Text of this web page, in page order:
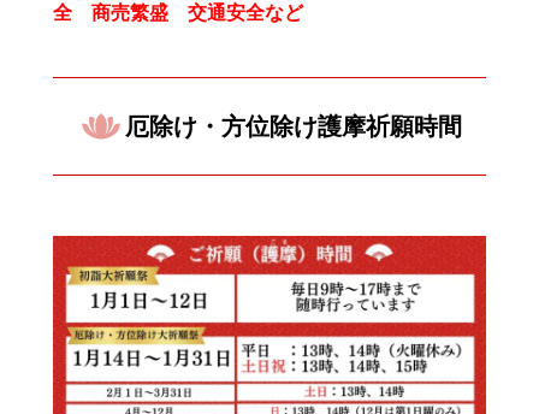
全 商売繁盛 交通安全など
厄除け・方位除け護摩祈願時間